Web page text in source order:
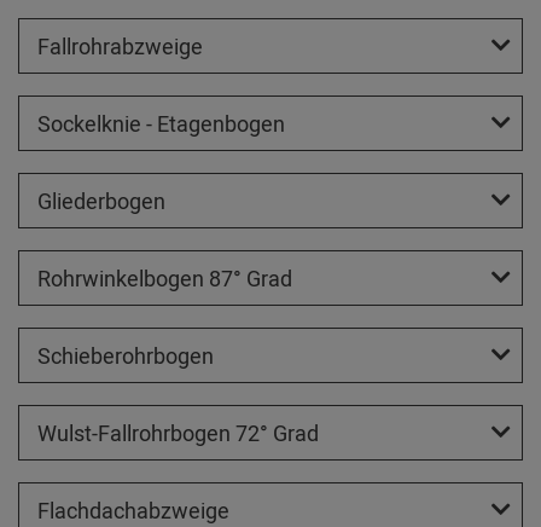
Fallrohrabzweige
Sockelknie - Etagenbogen
Gliederbogen
Rohrwinkelbogen 87° Grad
Schieberohrbogen
Wulst-Fallrohrbogen 72° Grad
Flachdachabzweige